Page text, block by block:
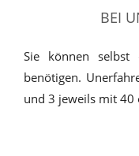
BEI
Sie können selbst
benötigen.
und 3 jeweils mit 40